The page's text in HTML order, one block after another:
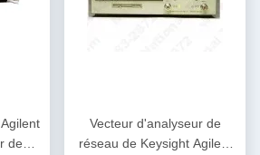
de
Vecteur d'analyseur de
réseau de Keysight Agilent